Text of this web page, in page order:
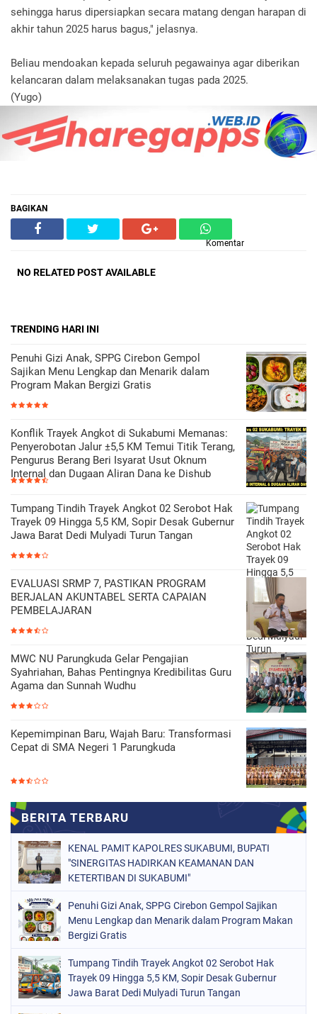
sehingga harus dipersiapkan secara matang dengan harapan di
akhir tahun 2025 harus bagus," jelasnya.
Beliau mendoakan kepada seluruh pegawainya agar diberikan
kelancaran dalam melaksanakan tugas pada 2025.
(Yugo)
BAGIKAN
Komentar
NO RELATED POST AVAILABLE
TRENDING HARI INI
Penuhi Gizi Anak, SPPG Cirebon Gempol
Sajikan Menu Lengkap dan Menarik dalam
Program Makan Bergizi Gratis
Konflik Trayek Angkot di Sukabumi Memanas:
Penyerobotan Jalur ±5,5 KM Temui Titik Terang,
Pengurus Berang Beri Isyarat Usut Oknum
Internal dan Dugaan Aliran Dana ke Dishub
Tumpang Tindih Trayek Angkot 02 Serobot Hak
Trayek 09 Hingga 5,5 KM, Sopir Desak Gubernur
Jawa Barat Dedi Mulyadi Turun Tangan
EVALUASI SRMP 7, PASTIKAN PROGRAM
BERJALAN AKUNTABEL SERTA CAPAIAN
PEMBELAJARAN
MWC NU Parungkuda Gelar Pengajian
Syahriahan, Bahas Pentingnya Kredibilitas Guru
Agama dan Sunnah Wudhu
Kepemimpinan Baru, Wajah Baru: Transformasi
Cepat di SMA Negeri 1 Parungkuda
KENAL PAMIT KAPOLRES SUKABUMI, BUPATI
"SINERGITAS HADIRKAN KEAMANAN DAN
KETERTIBAN DI SUKABUMI"
Penuhi Gizi Anak, SPPG Cirebon Gempol Sajikan
Menu Lengkap dan Menarik dalam Program Makan
Bergizi Gratis
Tumpang Tindih Trayek Angkot 02 Serobot Hak
Trayek 09 Hingga 5,5 KM, Sopir Desak Gubernur
Jawa Barat Dedi Mulyadi Turun Tangan